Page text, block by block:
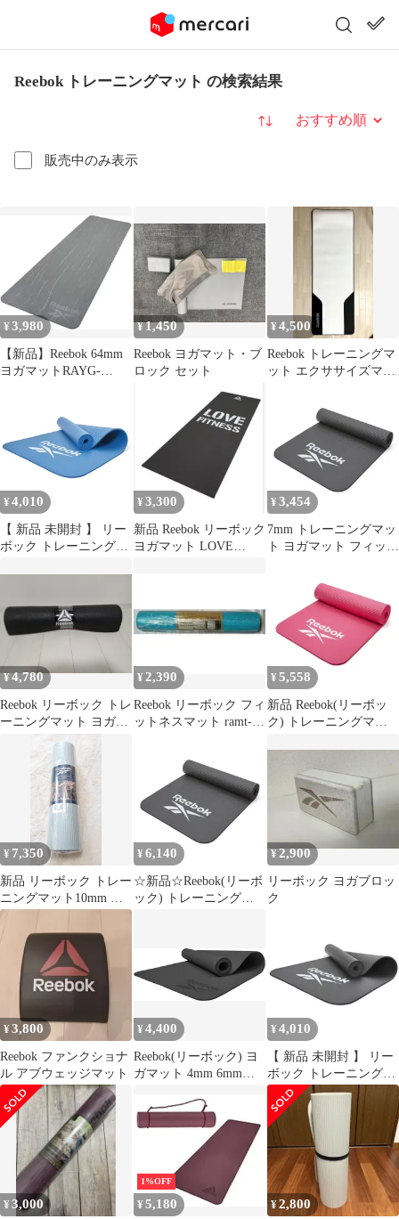
Reebok トレーニングマット の検索結果
販売中のみ表示
並び替え
¥3,980
【新品】Reebok 64mm
ヨガマットRAYG-
¥1,450
Reebok ヨガマット・ブ
ロック セット
¥4,500
Reebok トレーニングマ
ット エクササイズマッ
¥ 4,010
【 新品 未開封 】 リー
ボック トレーニングマ
¥ 3,300
新品 Reebok リーボック
ヨガマット LOVE
¥ 3,454
7mm トレーニングマッ
ト ヨガマット フィット
Reebok(リーボック) エ
クササイズ マット 厚め
幅広 防音
¥4,780
Reebok リーボック トレ
ーニングマット ヨガマ
ット フィットネスマッ
¥2,390
Reebok リーボック フィ
ットネスマット ramt-
¥ 5,558
新品 Reebok(リーボッ
ク) トレーニングマッ
ィス エクササイズ マッ
ト 厚め 幅広 防音 ピン
¥ 7,350
新品 リーボック トレー
ニングマット10mm ヨ
ガマット フィットネス
¥ 6,140
☆新品☆Reebok(リーボ
ック) トレーニングマ
ス ヨガ ピラティス エ
クササイズ マット 厚め
幅広 防音
¥2,900
リーボック ヨガブロッ
ク
¥3,800
Reebok ファンクショナ
ル アブウェッジマット
¥4,400
Reebok(リーボック) ヨ
ガマット 4mm 6mm
ト フィットネス エクサ
サイズ ヨガ トレーニン
グ マット 快適 クッシ
ョン性 グリップ力 環境
配慮 176x61cm
¥ 4,010
【 新品 未開封 】 リー
ボック トレーニングマ
ット7mm RAMT-
11014BK 未使用 送料無
料
¥3,000
1%OFF
¥5,180 ¥2,800